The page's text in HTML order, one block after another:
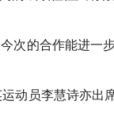
次的合作能进一
动员李慧诗亦出